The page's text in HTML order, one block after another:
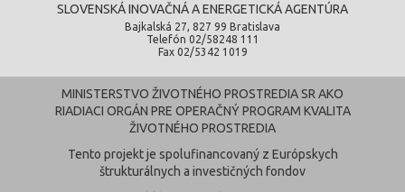
SLOVENSKÁ INOVAČNÁ A ENERGETICKÁ AGENTÚRA
Bajkalská 27, 827 99 Bratislava
Telefón 02/58248 111
Fax 02/5342 1019
MINISTERSTVO ŽIVOTNÉHO PROSTREDIA SR AKO
RIADIACI ORGÁN PRE OPERAČNÝ PROGRAM KVALITA
ŽIVOTNÉHO PROSTREDIA
Tento projekt je spolufinancovaný z Európskych
štrukturálnych a investičných fondov